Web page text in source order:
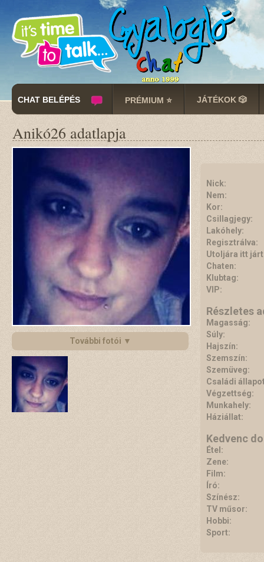
CHAT BELÉPÉS PRÉMIUM ⭐ JÁTÉKOK 🎲
Anikó26 adatlapja
További fotói ▼
Nick:
Nem:
Kor:
Csillagjegy:
Lakóhely:
Regisztrálva:
Utoljára itt
Chaten:
Klubtag:
VIP:
Részletes
Magasság:
Súly:
Hajszín:
Szemszín:
Szemüveg:
Családi
Végzettség:
Munkahely:
Háziállat:
Kedvenc
Étel:
Zene:
Film:
Író:
Színész:
TV műsor:
Hobbi:
Sport: